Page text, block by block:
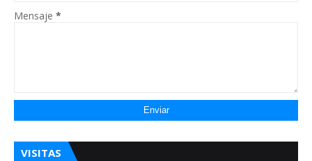
Mensaje *
VISITAS